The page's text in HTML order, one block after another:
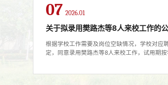
07 2026.01
关于拟录用樊路杰等8人来校工作的
根据学校工作需要及岗位空缺情况，学校对应
定，同意录用樊路杰等8人来校工作，试用期